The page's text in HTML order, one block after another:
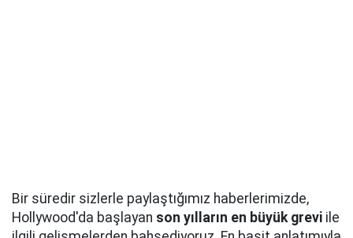
Bir süredir sizlerle paylaştığımız haberlerimizde,
Hollywood'da başlayan son yılların en büyük grevi ile